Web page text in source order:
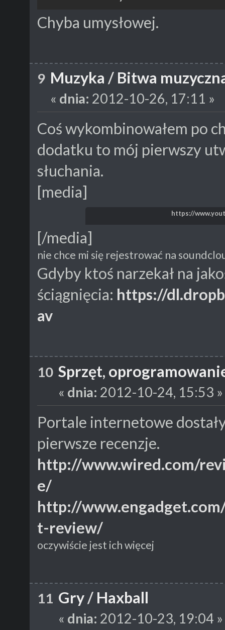
Chyba umysłowej.
9 Muzyka / Bitwa
« dnia: 2012-10-26, 17:11 »
Coś wykombinowałem po
dodatku to mój pierwszy
słuchania.
[media]
https://
[/media]
nie chce mi się rejestrować na
Gdyby ktoś narzekał na
ściągnięcia: https://
av
10 Sprzęt,
« dnia: 2012-10-24, 15:53 »
Portale internetowe
pierwsze recenzje.
http://www.wired.com/
e/
http://
t-review/
oczywiście jest ich więcej
11 Gry/ Haxball
« dnia: 2012-10-23, 19:04 »